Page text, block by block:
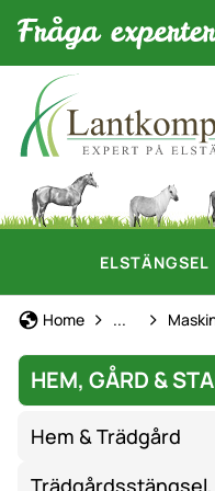
ELSTÄNGSEL
Home Hem, gård &
...
HEM, GÅRD &
Hem & Trädgård
Trädgårdsstängsel,